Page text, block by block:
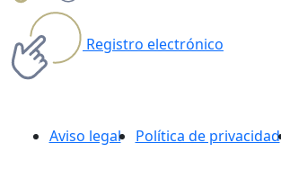
Registro electrónico
Aviso legal Política de privacidad